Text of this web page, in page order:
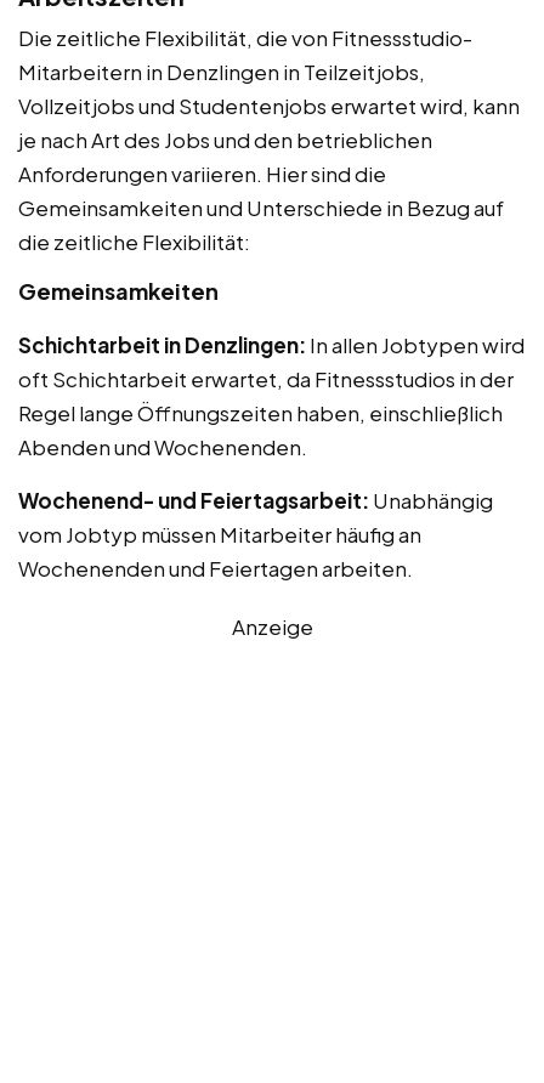
Die zeitliche Flexibilität, die von Fitnessstudio-
Mitarbeitern in Denzlingen in Teilzeitjobs,
Vollzeitjobs und Studentenjobs erwartet wird, kann
je nach Art des Jobs und den betrieblichen
Anforderungen variieren. Hier sind die
Gemeinsamkeiten und Unterschiede in Bezug auf
die zeitliche Flexibilität:
Gemeinsamkeiten
Schichtarbeit in Denzlingen: In allen Jobtypen wird
oft Schichtarbeit erwartet, da Fitnessstudios in der
Regel lange Öffnungszeiten haben, einschließlich
Abenden und Wochenenden.
Wochenend- und Feiertagsarbeit: Unabhängig
vom Jobtyp müssen Mitarbeiter häufig an
Wochenenden und Feiertagen arbeiten.
Anzeige